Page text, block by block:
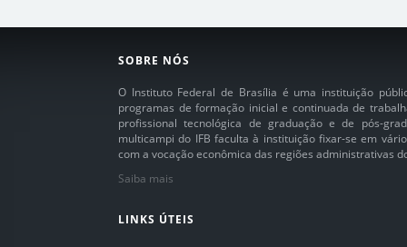
SOBRE NÓS
O Instituto Federal de Brasília é uma instituição
programas de formação inicial e continuada de
profissional tecnológica de graduação e de pós-
multicampi do IFB faculta à instituição fixar-se em
com a vocação econômica das regiões administrativas
Saiba mais
LINKS ÚTEIS